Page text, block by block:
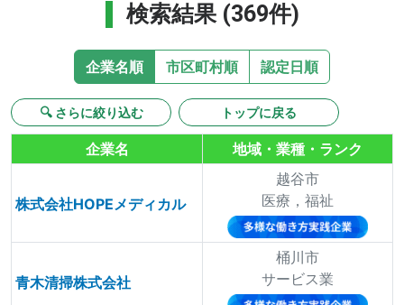
検索結果 (369件)
企業名順 市区町村順 認定日順
🔍 さらに絞り込む トップに戻る
企業名 地域・業種・ランク
株式会社HOPEメディカル
越谷市
医療，福祉
青木清掃株式会社
桶川市
サービス業